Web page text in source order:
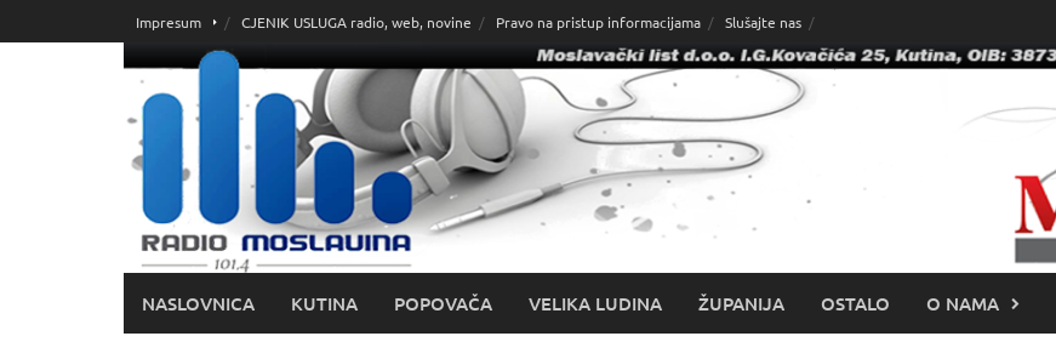
do
Impresum CJENIK USLUGA radio, web, novine Pravo na pristup informacijama Slušajte nas
NASLOVNICA KUTINA POPOVAČA VELIKA LUDINA ŽUPANIJA OSTALO O NAMA